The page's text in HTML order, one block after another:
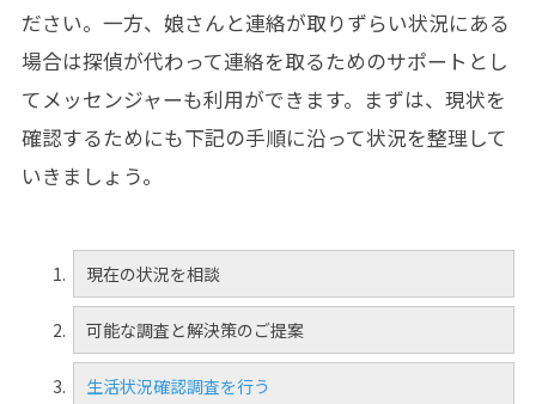
ださい。一方、娘さんと連絡が取りずらい状況にある
場合は探偵が代わって連絡を取るためのサポートとし
てメッセンジャーも利用ができます。まずは、現状を
確認するためにも下記の手順に沿って状況を整理して
いきましょう。
現在の状況を相談
可能な調査と解決策のご提案
生活状況確認調査を行う